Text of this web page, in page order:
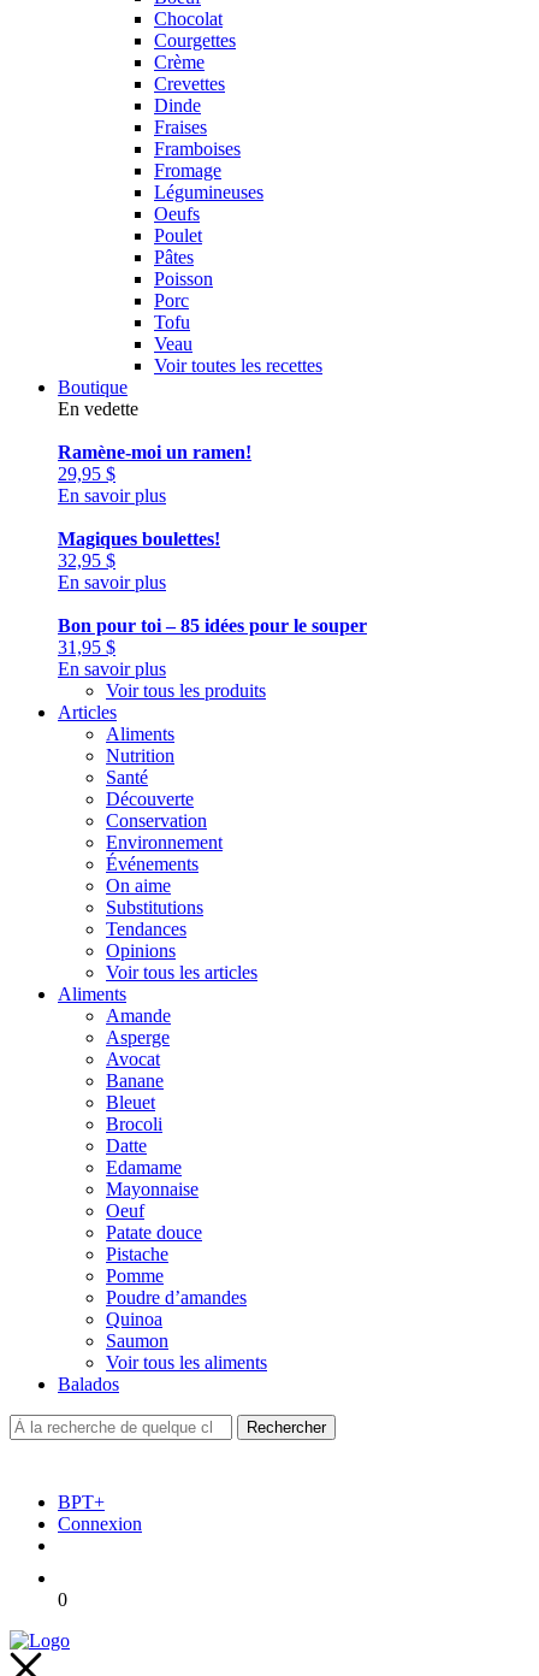
Chocolat
Courgettes
Crème
Crevettes
Dinde
Fraises
Framboises
Fromage
Légumineuses
Oeufs
Poulet
Pâtes
Poisson
Porc
Tofu
Veau
Voir toutes les recettes
Boutique
En vedette
Ramène-moi un ramen!
29,95 $
En savoir plus
Magiques boulettes!
32,95 $
En savoir plus
Bon pour toi – 85 idées pour le souper
31,95 $
En savoir plus
Voir tous les produits
Articles
Aliments
Nutrition
Santé
Découverte
Conservation
Environnement
Événements
On aime
Substitutions
Tendances
Opinions
Voir tous les articles
Aliments
Amande
Asperge
Avocat
Banane
Bleuet
Brocoli
Datte
Edamame
Mayonnaise
Oeuf
Patate douce
Pistache
Pomme
Poudre d’amandes
Quinoa
Saumon
Voir tous les aliments
Balados
BPT+
Connexion
0